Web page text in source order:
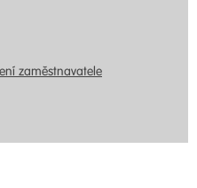
zaměstnavatele